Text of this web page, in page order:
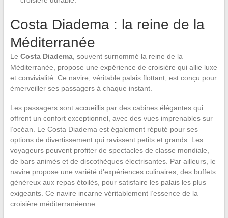
Costa Diadema : la reine de la
Méditerranée
Le Costa Diadema, souvent surnommé la reine de la
Méditerranée, propose une expérience de croisière qui allie luxe
et convivialité. Ce navire, véritable palais flottant, est conçu pour
émerveiller ses passagers à chaque instant.
Les passagers sont accueillis par des cabines élégantes qui
offrent un confort exceptionnel, avec des vues imprenables sur
l’océan. Le Costa Diadema est également réputé pour ses
options de divertissement qui ravissent petits et grands. Les
voyageurs peuvent profiter de spectacles de classe mondiale,
de bars animés et de discothèques électrisantes. Par ailleurs, le
navire propose une variété d’expériences culinaires, des buffets
généreux aux repas étoilés, pour satisfaire les palais les plus
exigeants. Ce navire incarne véritablement l’essence de la
croisière méditerranéenne.